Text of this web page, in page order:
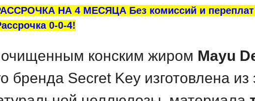
НА 4 МЕСЯЦА Без комиссий и
0-0-4!
очищенным конским жиром Mayu
бренда Secret Key изготовлена из